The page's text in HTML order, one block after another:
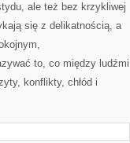
ale też bez krzykliwej
się z delikatnością, a
to, co między ludźmi
konflikty, chłód i